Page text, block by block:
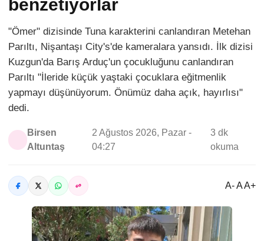
benzetiyorlar
"Ömer" dizisinde Tuna karakterini canlandıran Metehan
Parıltı, Nişantaşı City's'de kameralara yansıdı. İlk dizisi
Kuzgun'da Barış Arduç'un çocukluğunu canlandıran
Parıltı "İleride küçük yaştaki çocuklara eğitmenlik
yapmayı düşünüyorum. Önümüz daha açık, hayırlısı"
dedi.
Birsen
Altuntaş
2 Ağustos 2026, Pazar -
04:27
3 dk
okuma
A- A A+